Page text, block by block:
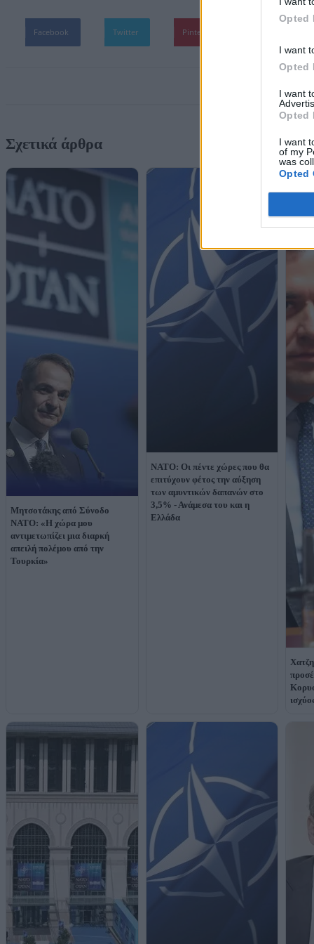
Opted
I want
Opted
I want
Opted
I want
of my
was
Opted
Facebook Twitter Pinterest
Σχετικά άρθρα
Μητσοτάκης από Σύνοδο
ΝΑΤΟ: «Η χώρα μου
αντιμετωπίζει μια διαρκή
απειλή πολέμου από την
Τουρκία»
ΝΑΤΟ: Οι πέντε χώρες που θα
επιτύχουν φέτος την αύξηση
των αμυντικών δαπανών στο
3,5% - Ανάμεσα του και η
Ελλάδα